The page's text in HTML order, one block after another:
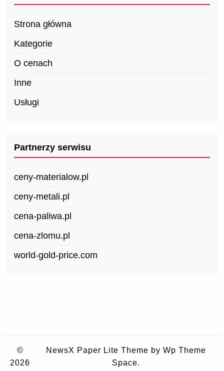
Strona główna
Kategorie
O cenach
Inne
Usługi
Partnerzy serwisu
ceny-materialow.pl
ceny-metali.pl
cena-paliwa.pl
cena-zlomu.pl
world-gold-price.com
©
2026
NewsX Paper Lite Theme by Wp Theme
Space.